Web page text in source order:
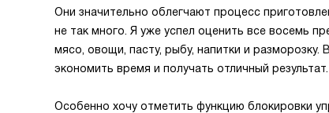
Они значительно облегчают процесс
не так много. Я уже успел оценить все восемь
мясо, овощи, пасту, рыбу, напитки и
экономить время и получать отличный результат.
Особенно хочу отметить функцию блокировки